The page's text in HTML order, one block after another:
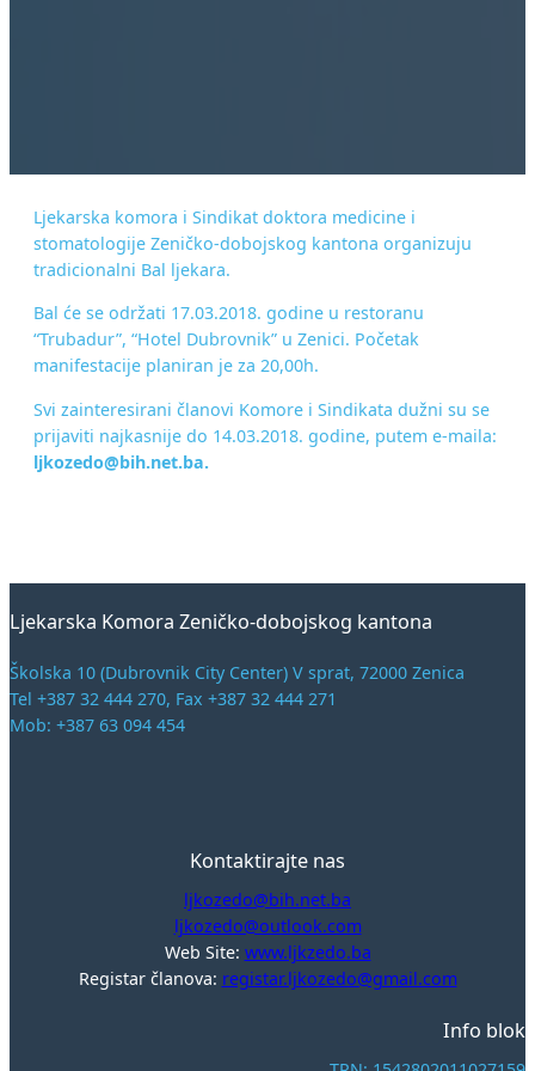
Ljekarska komora i Sindikat doktora medicine i
stomatologije Zeničko-dobojskog kantona organizuju
tradicionalni Bal ljekara.
Bal će se održati 17.03.2018. godine u restoranu
“Trubadur”, “Hotel Dubrovnik” u Zenici. Početak
manifestacije planiran je za 20,00h.
Svi zainteresirani članovi Komore i Sindikata dužni su se
prijaviti najkasnije do 14.03.2018. godine, putem e-maila:
ljkozedo@bih.net.ba.
Ljekarska Komora Zeničko-dobojskog kantona
Školska 10 (Dubrovnik City Center) V sprat, 72000 Zenica
Tel +387 32 444 270, Fax +387 32 444 271
Mob: +387 63 094 454
Kontaktirajte nas
ljkozedo@bih.net.ba
ljkozedo@outlook.com
Web Site: www.ljkzedo.ba
Registar članova: registar.ljkozedo@gmail.com
Info blok